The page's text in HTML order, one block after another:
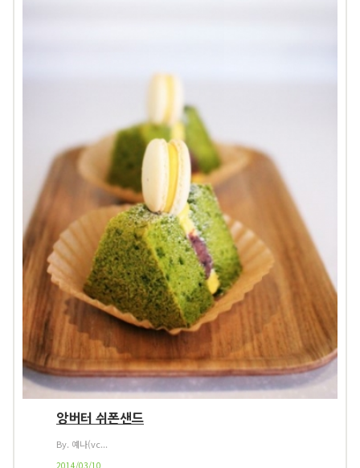
앙버터 쉬폰샌드
By. 예나(vc...
2014/03/10